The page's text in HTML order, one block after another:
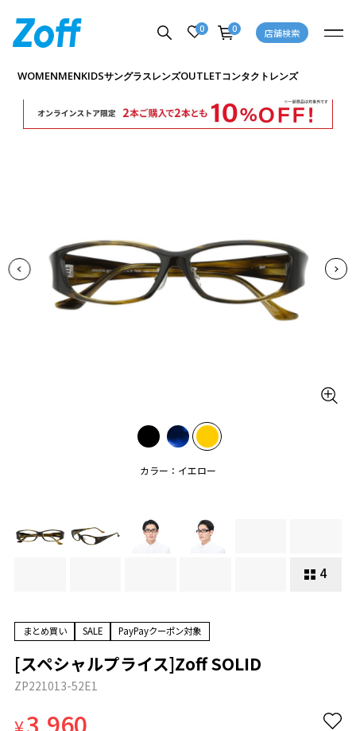
0 0 店舗検索
WOMENMENKIDSサングラスレンズOUTLETコンタクトレンズ
カラー：イエロー
4
商品詳細ページへ
まとめ買い SALE PayPayクーポン対象
[スペシャルプライス]Zoff SOLID
ZP221013-52E1